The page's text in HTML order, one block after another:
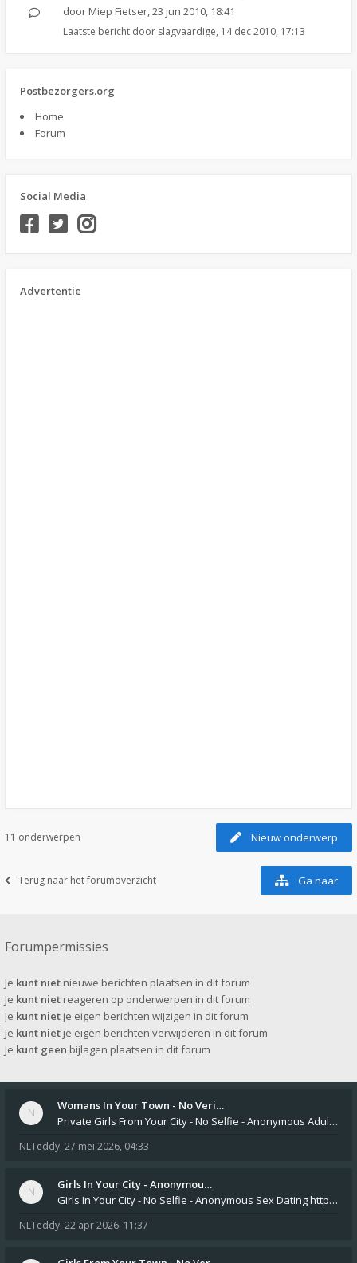
door Miep Fietser,23 jun 2010, 18:41
Laatste bericht door slagvaardige, 14 dec 2010, 17:13
Postbezorgers.org
Home
Forum
Social Media
Advertentie
Nieuw onderwerp
11 onderwerpen
Terug naar het forumoverzicht Ga naar
Forumpermissies
Je kunt niet nieuwe berichten plaatsen in dit forum
Je kunt niet reageren op onderwerpen in dit forum
Je kunt niet je eigen berichten wijzigen in dit forum
Je kunt niet je eigen berichten verwijderen in dit forum
Je kunt geen bijlagen plaatsen in dit forum
Womans In Your Town - No Veri…
Private Girls From Your City - No Selfie - Anonymous Adult Dating https://privatedates.live Private Girls In Your
NLTeddy, 27 mei 2026, 04:33
Girls In Your City - Anonymou…
Girls In Your City - No Selfie - Anonymous Sex Dating https://SecretPrivat.com Womens In Your Town - Anonymous S
NLTeddy, 22 apr 2026, 11:37